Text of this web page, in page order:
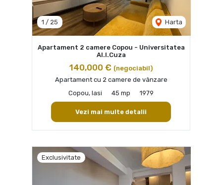
1 / 25 Harta
Apartament 2 camere Copou - Universitatea
Al.I.Cuza
140,000 € (negociabil)
Apartament cu 2 camere de vânzare
Copou, Iasi
45 mp 1979
Vezi mai multe detalii
Exclusivitate